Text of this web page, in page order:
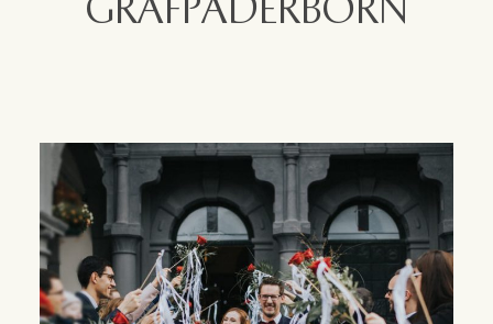
GRAFPADERBORN
Caro
Blog
Kontakt